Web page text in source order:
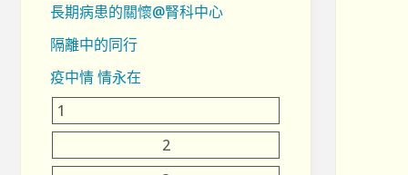
長期病患的關懷@腎科中心
隔離中的同行
疫中情 情永在
1
2